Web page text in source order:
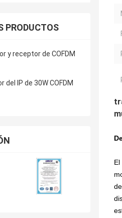
PRODUCTOS
y receptor de COFDM
del IP de 30W COFDM